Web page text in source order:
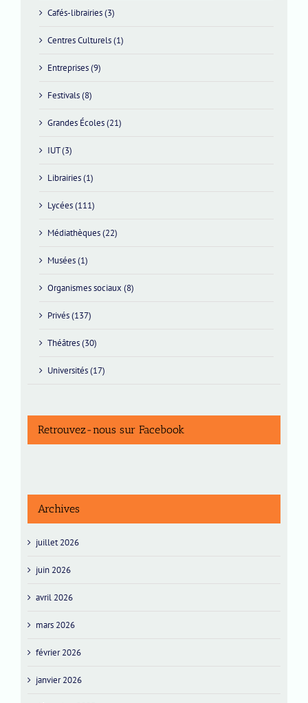
Cafés-librairies (3)
Centres Culturels (1)
Entreprises (9)
Festivals (8)
Grandes Écoles (21)
IUT (3)
Librairies (1)
Lycées (111)
Médiathèques (22)
Musées (1)
Organismes sociaux (8)
Privés (137)
Théâtres (30)
Universités (17)
Retrouvez-nous sur Facebook
Archives
juillet 2026
juin 2026
avril 2026
mars 2026
février 2026
janvier 2026